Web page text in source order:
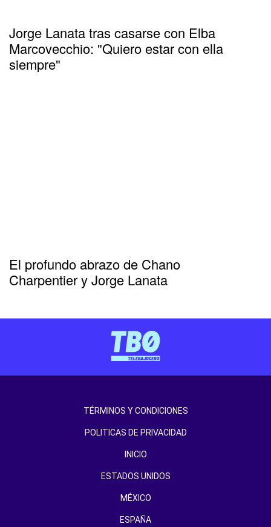
Jorge Lanata tras casarse con Elba
Marcovecchio: "Quiero estar con ella
siempre"
El profundo abrazo de Chano
Charpentier y Jorge Lanata
TÉRMINOS Y CONDICIONES
POLITICAS DE PRIVACIDAD
INICIO
ESTADOS UNIDOS
MÉXICO
ESPAÑA